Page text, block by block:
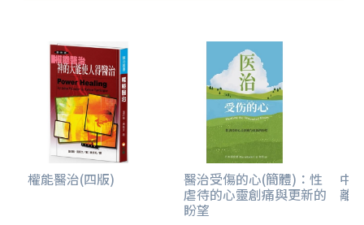
權能醫治(四版) 醫治受傷的心(簡體)：性
虐待的心靈創痛與更新的
盼望
中
離